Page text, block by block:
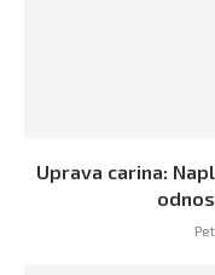
Uprava carina: